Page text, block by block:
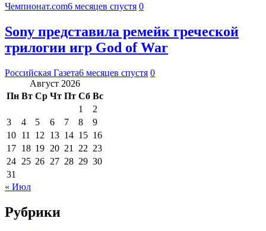
Чемпионат.com6 месяцев спустя 0
Sony представила ремейк греческой
трилогии игр God of War
Российская Газета6 месяцев спустя 0
Август 2026
Пн Вт Ср Чт Пт Сб Вс
1
2
3
4 5 6 7 8
9
10 11 12 13 14 15 16
17 18 19 20 21 22 23
24 25 26 27 28 29 30
31
« Июл
Рубрики